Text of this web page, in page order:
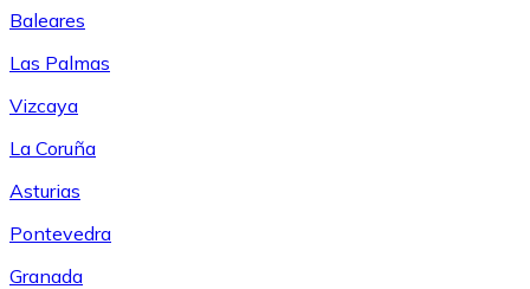
Baleares
Las Palmas
Vizcaya
La Coruña
Asturias
Pontevedra
Granada